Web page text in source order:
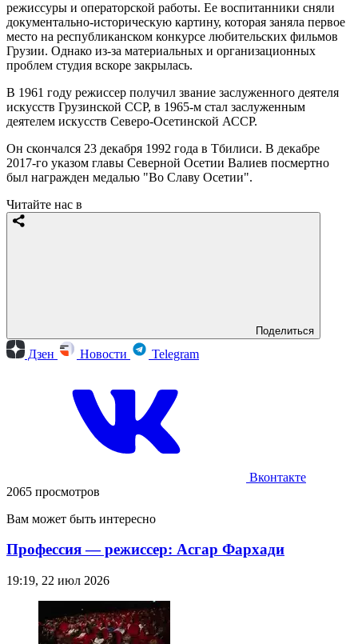
режиссуры и операторской работы. Ее воспитанники сняли
документально-историческую картину, которая заняла первое
место на республиканском конкурсе любительских фильмов
Грузии. Однако из-за материальных и организационных
проблем студия вскоре закрылась.
В 1961 году режиссер получил звание заслуженного деятеля
искусств Грузинской ССР, в 1965-м стал заслуженным
деятелем искусств Северо-Осетинской АССР.
Он скончался 23 декабря 1992 года в Тбилиси. В декабре
2017-го указом главы Северной Осетии Валиев посмертно
был награжден медалью "Во Славу Осетии".
Читайте нас в
Поделиться
Дзен Новости Telegram
Вконтакте
2065 просмотров
Вам может быть интересно
Профессия — режиссер: Асгар Фархади
19:19, 22 июл 2026